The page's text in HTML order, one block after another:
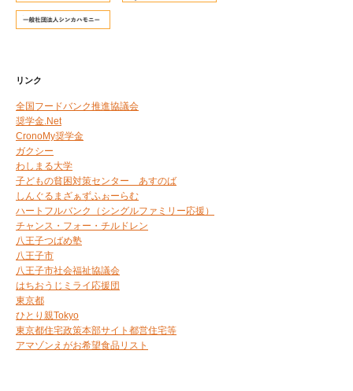
リンク
全国フードバンク推進協議会
奨学金.Net
CronoMy奨学金
ガクシー
わしまる大学
子どもの貧困対策センター あすのば
しんぐるまざぁずふぉーらむ
ハートフルバンク（シングルファミリー応援）
チャンス・フォー・チルドレン
八王子つばめ塾
八王子市
八王子市社会福祉協議会
はちおうじミライ応援団
東京都
ひとり親Tokyo
東京都住宅政策本部サイト都営住宅等
アマゾンえがお希望食品リスト